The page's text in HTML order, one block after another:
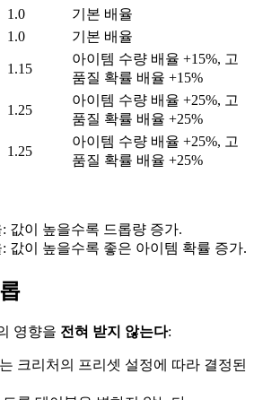
1.0
기본 배율
1.0
기본 배율
1.15
아이템 수량 배율 +15%, 고
품질 확률 배율 +15%
1.25
아이템 수량 배율 +25%, 고
품질 확률 배율 +25%
1.25
아이템 수량 배율 +25%, 고
품질 확률 배율 +25%
값이 높을수록 드롭량 증가.
값이 높을수록 좋은 아이템 확률 증가.
영향을 전혀 받지 않는다:
크리처의 프리셋 설정에 따라 결정된